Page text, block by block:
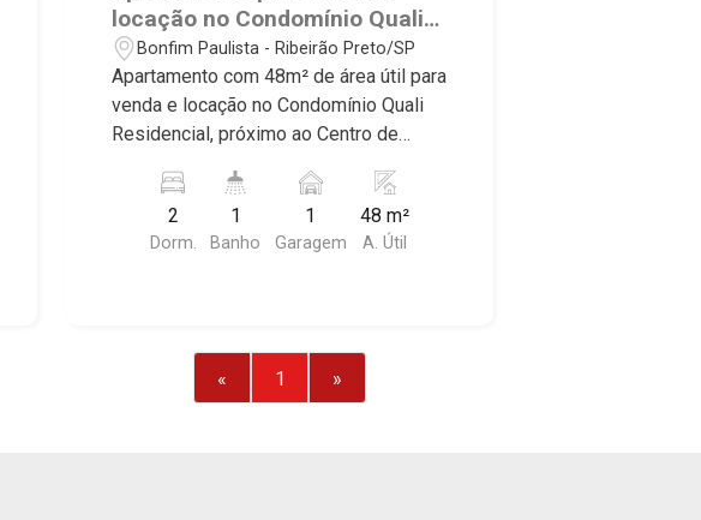
locação no Condomínio Quali
Residencial, próximo ao Centro
de Bonfim - Ribeirão Preto/SP.
Bonfim Paulista - Ribeirão Preto/SP
Apartamento com 48m² de área útil para
venda e locação no Condomínio Quali
Residencial, próximo ao Centro de
Ribeirão Preto/SP. Conheça as
características deste imóvel que a
Martinelli Imobiliária selecionou para
Sacada - 1 vaga Martinelli Imobiliária -
excelência absoluta no mercado
2
Dorm.
1
Banho
1
Garagem
48 m²
A. Útil
« 1 »